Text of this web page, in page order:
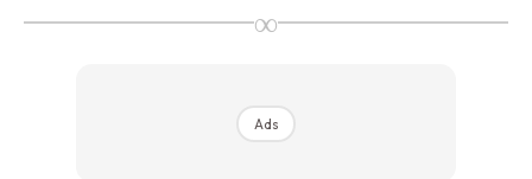
BACAAN DALAM SOLAT SUBUH
∞
Ads